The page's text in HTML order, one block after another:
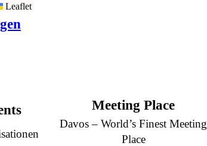
Leaflet
Meeting Place
Davos – World’s Finest Meeting
Place